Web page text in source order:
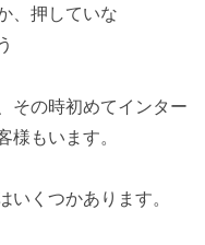
その時初めてインター
もいます。
くつかあります。